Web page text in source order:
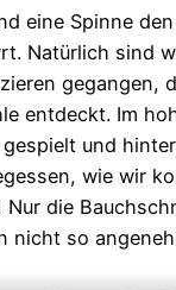
eine Spinne
Natürlich sind
gegangen,
entdeckt. Im
und
wie wir
die
nicht so